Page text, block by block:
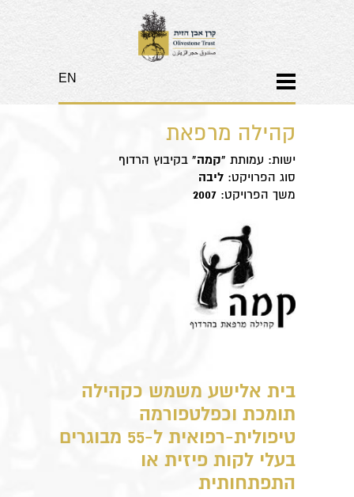
EN
קהילה מרפאת
ישות: עמותת "קמה" בקיבוץ הרדוף
סוג הפרויקט: ליבה
משך הפרויקט:
בית אלישע משמש כקהילה
תומכת וכפלטפורמה
טיפולית-רפואית ל-55 מבוגרים
בעלי לקות פיזית או
התפתחותית